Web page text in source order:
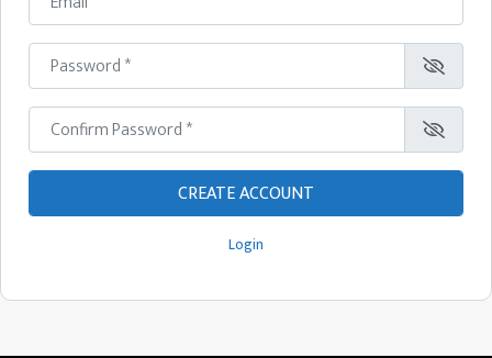
Password*
Confirm Password*
Login